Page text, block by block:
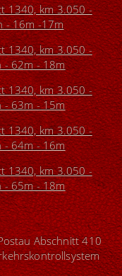
1340, km 3.050 -
- 16m -17m
1340, km 3.050 -
- 62m - 18m
1340, km 3.050 -
- 63m - 15m
1340, km 3.050 -
- 64m - 16m
1340, km 3.050 -
- 65m - 18m
Abschnitt 410